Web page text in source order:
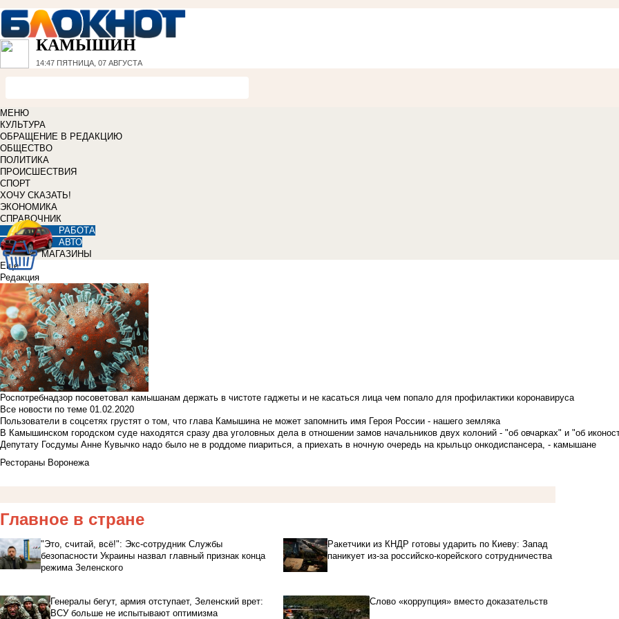
КАМЫШИН
14:47 ПЯТНИЦА, 07 АВГУСТА
МЕНЮ
КУЛЬТУРА
ОБРАЩЕНИЕ В РЕДАКЦИЮ
ОБЩЕСТВО
ПОЛИТИКА
ПРОИСШЕСТВИЯ
СПОРТ
ХОЧУ СКАЗАТЬ!
ЭКОНОМИКА
СПРАВОЧНИК
РАБОТА
АВТО
МАГАЗИНЫ
Еще
Редакция
Роспотребнадзор посоветовал камышанам держать в чистоте гаджеты и не касаться лица чем попало для профилактики коронавируса
Все новости по теме 01.02.2020
Пользователи в соцсетях грустят о том, что глава Камышина не может запомнить имя Героя России - нашего земляка
В Камышинском городском суде находятся сразу два уголовных дела в отношении замов начальников двух колоний - "об овчарках" и "об
Депутату Госдумы Анне Кувычко надо было не в роддоме пиариться, а приехать в ночную очередь на крыльцо онкодиспансера, - камышане
Рестораны Воронежа
Главное в стране
"Это, считай, всё!": Экс-сотрудник Службы
безопасности Украины назвал главный признак конца
режима Зеленского
Ракетчики из КНДР готовы ударить по Киеву: Запад
паникует из-за российско-корейского сотрудничества
Генералы бегут, армия отступает, Зеленский врет:
ВСУ больше не испытывают оптимизма
Слово «коррупция» вместо доказательств